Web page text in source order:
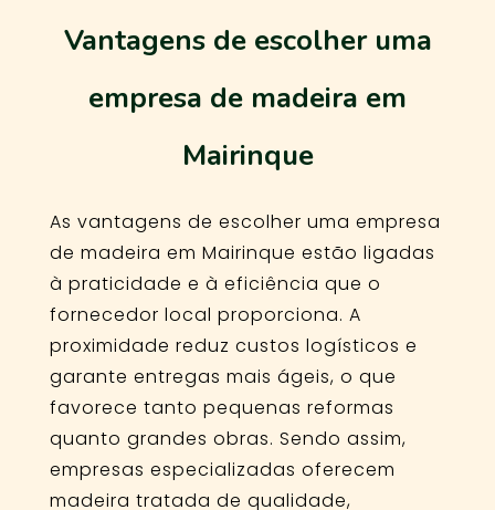
Vantagens de escolher uma
empresa de madeira em
Mairinque
As vantagens de escolher uma empresa
de madeira em Mairinque estão ligadas
à praticidade e à eficiência que o
fornecedor local proporciona. A
proximidade reduz custos logísticos e
garante entregas mais ágeis, o que
favorece tanto pequenas reformas
quanto grandes obras. Sendo assim,
empresas especializadas oferecem
madeira tratada de qualidade,